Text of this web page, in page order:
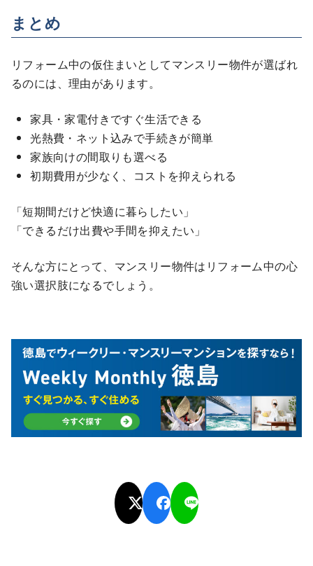
まとめ
リフォーム中の仮住まいとしてマンスリー物件が選ばれ
るのには、理由があります。
家具・家電付きですぐ生活できる
光熱費・ネット込みで手続きが簡単
家族向けの間取りも選べる
初期費用が少なく、コストを抑えられる
「短期間だけど快適に暮らしたい」
「できるだけ出費や手間を抑えたい」
そんな方にとって、マンスリー物件はリフォーム中の心
強い選択肢になるでしょう。